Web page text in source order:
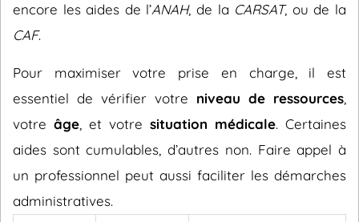
encore les aides de l’ANAH, de la CARSAT, ou de la
CAF.
Pour maximiser votre prise en charge, il est
essentiel de vérifier votre niveau de ressources
votre âge , et votre situation médicale. Certaines
aides sont cumulables, d’autres non. Faire appel à
un professionnel peut aussi faciliter les démarches
administratives.